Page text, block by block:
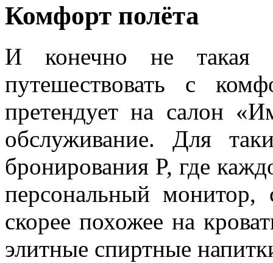
Комфорт полёта
И конечно не такая
путешествовать с
претендует на салон
обслуживание. Для
бронирования P, где
персональный монитор,
скорее похожее на
элитные спиртные